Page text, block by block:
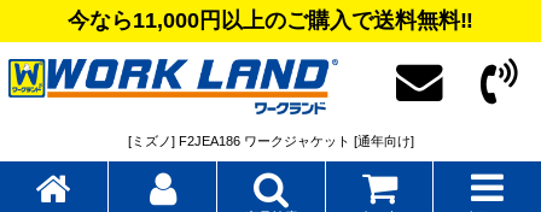
今なら11,000円以上のご購入で送料無料‼
[ミズノ] F2JEA186 ワークジャケット [通年向け]